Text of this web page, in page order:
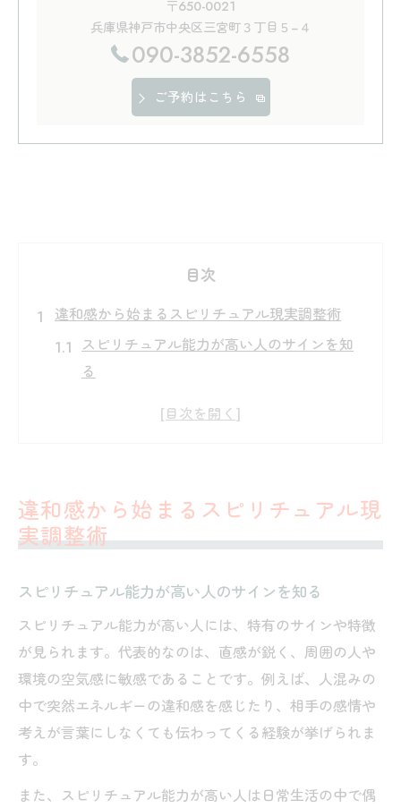
〒650-0021
兵庫県神戸市中央区三宮町３丁目５−４
090-3852-6558
ご予約はこちら
目次
違和感から始まるスピリチュアル現実調整術
スピリチュアル能力が高い人のサインを知
る
違和感に気付くスピリチュアル視点の活か
スピリチュアルが導く波動と人間関係の整
え方
法
タイミングを見極める直感と人間関係の新発見
スピリチュアルでタイミングを見極めるコ
ツ
人間関係のタイミングをスピリチュアルで
考える
ぶ方法
違和感から始まるスピリチュアル現
実調整術
スピリチュアル能力が高い人のサインを知る
スピリチュアル能力が高い人には、特有のサインや特徴
が見られます。代表的なのは、直感が鋭く、周囲の人や
環境の空気感に敏感であることです。例えば、人混みの
中で突然エネルギーの違和感を感じたり、相手の感情や
考えが言葉にしなくても伝わってくる経験が挙げられま
す。
また、スピリチュアル能力が高い人は日常生活の中で偶